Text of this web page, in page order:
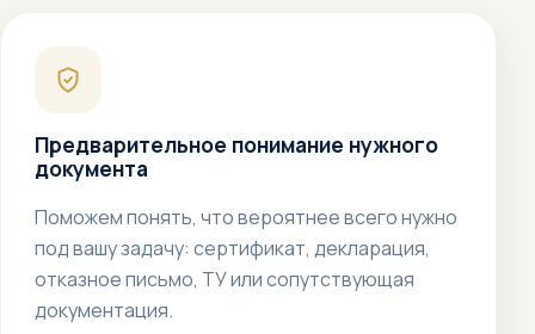
Предварительное понимание нужного
документа
Поможем понять, что вероятнее всего нужно
под вашу задачу: сертификат, декларация,
отказное письмо, ТУ или сопутствующая
документация.